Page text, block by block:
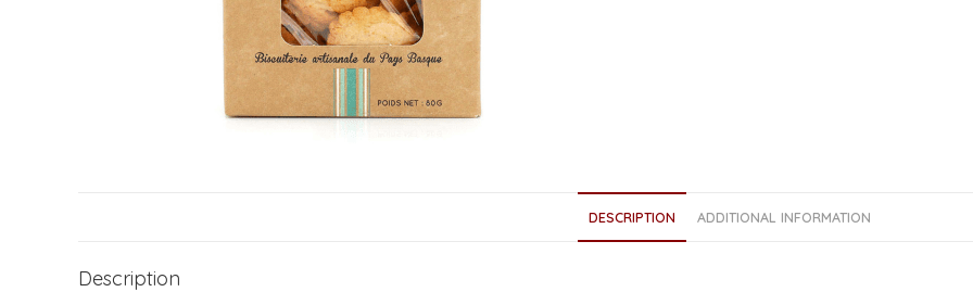
k
DESCRIPTION ADDITIONAL INFORMATION
Description